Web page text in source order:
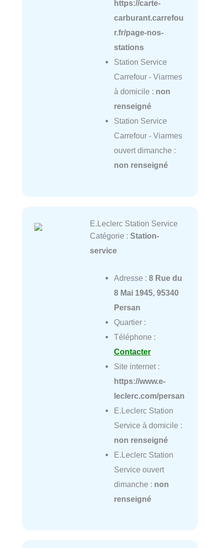
https://carte-
carburant.carrefou
r.fr/page-nos-
stations
Station Service
Carrefour - Viarmes
à domicile : non
renseigné
Station Service
Carrefour - Viarmes
ouvert dimanche :
non renseigné
E.Leclerc Station Service
Catégorie : Station-
service
Adresse : 8 Rue du
8 Mai 1945, 95340
Persan
Quartier :
Téléphone :
Contacter
Site internet :
https://www.e-
leclerc.com/persan
E.Leclerc Station
Service à domicile :
non renseigné
E.Leclerc Station
Service ouvert
dimanche : non
renseigné